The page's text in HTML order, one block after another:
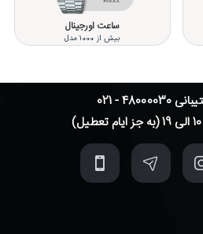
ساعت اورجینال
بیش از 1000 مدل
- 021